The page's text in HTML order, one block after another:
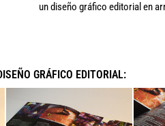
un diseño gráfico editorial en
GRÁFICO EDITORIAL: